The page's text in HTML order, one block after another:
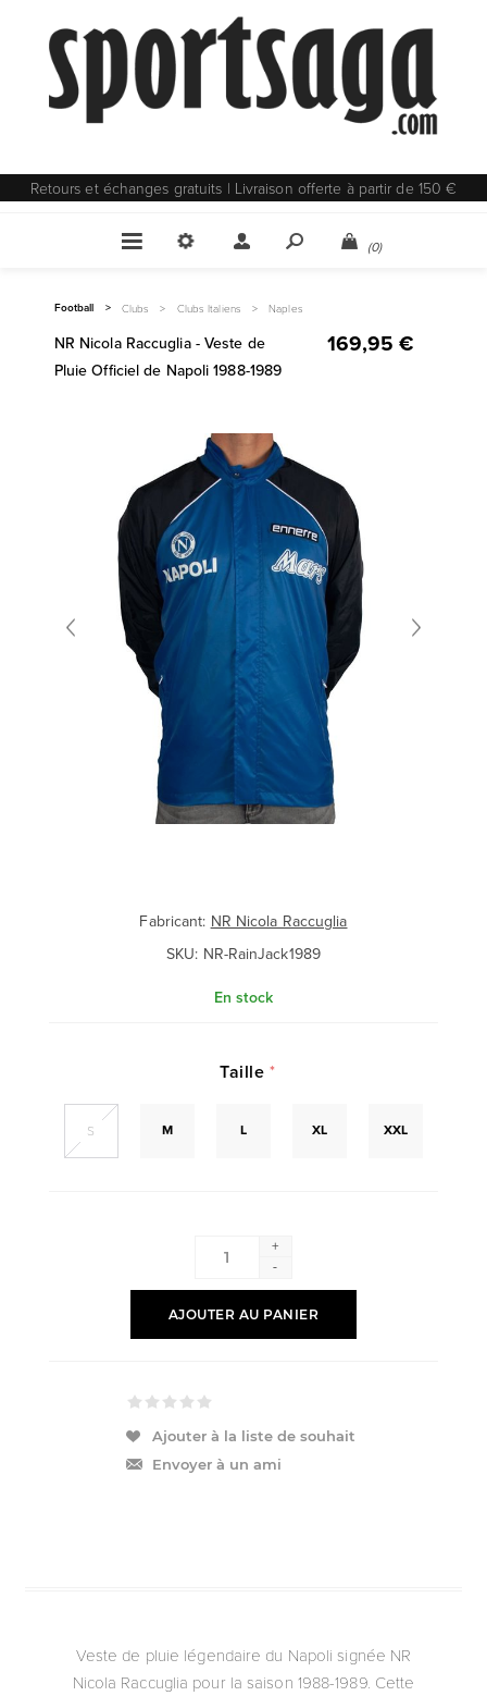
Retours et échanges gratuits | Livraison offerte à partir de 150 €
(0)
Football > Clubs > Clubs Italiens > Naples
NR Nicola Raccuglia - Veste de
Pluie Officiel de Napoli 1988-1989
169,95 €
Fabricant: NR Nicola Raccuglia
SKU: NR-RainJack1989
En stock
Taille *
S M L XL XXL
+
-
AJOUTER AU PANIER
Ajouter à la liste de souhait
Envoyer à un ami
Veste de pluie légendaire du Napoli signée NR
Nicola Raccuglia pour la saison 1988-1989. Cette